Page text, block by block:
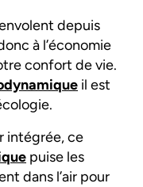
depuis
à l’économie
confort de vie.
il est
intégrée, ce
puise les
dans l’air pour